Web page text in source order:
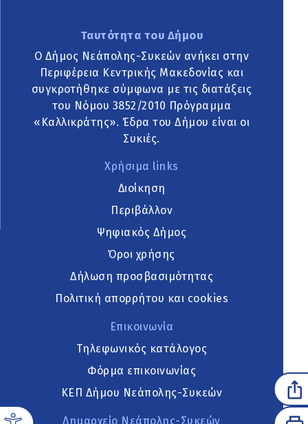
Ταυτότητα του Δήμου
Ο Δήμος Νεάπολης-Συκεών ανήκει στην
Περιφέρεια Κεντρικής Μακεδονίας και
συγκροτήθηκε σύμφωνα με τις διατάξεις
του Νόμου 3852/2010 Πρόγραμμα
«Καλλικράτης». Έδρα του Δήμου είναι οι
Συκιές.
Χρήσιμα links
Διοίκηση
Περιβάλλον
Ψηφιακός Δήμος
Όροι χρήσης
Δήλωση προσβασιμότητας
Πολιτική απορρήτου και cookies
Επικοινωνία
Τηλεφωνικός κατάλογος
Φόρμα επικοινωνίας
ΚΕΠ Δήμου Νεάπολης-Συκεών
Δημαρχείο Νεάπολης-Συκεών